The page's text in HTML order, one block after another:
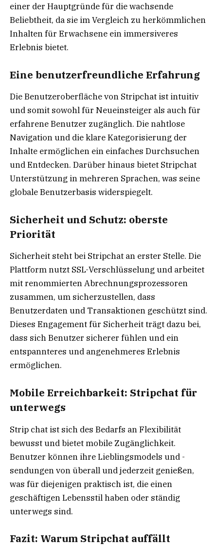
einer der Hauptgründe für die wachsende
Beliebtheit, da sie im Vergleich zu herkömmlichen
Inhalten für Erwachsene ein immersiveres
Erlebnis bietet.
Eine benutzerfreundliche Erfahrung
Die Benutzeroberfläche von Stripchat ist intuitiv
und somit sowohl für Neueinsteiger als auch für
erfahrene Benutzer zugänglich. Die nahtlose
Navigation und die klare Kategorisierung der
Inhalte ermöglichen ein einfaches Durchsuchen
und Entdecken. Darüber hinaus bietet Stripchat
Unterstützung in mehreren Sprachen, was seine
globale Benutzerbasis widerspiegelt.
Sicherheit und Schutz: oberste
Priorität
Sicherheit steht bei Stripchat an erster Stelle. Die
Plattform nutzt SSL-Verschlüsselung und arbeitet
mit renommierten Abrechnungsprozessoren
zusammen, um sicherzustellen, dass
Benutzerdaten und Transaktionen geschützt sind.
Dieses Engagement für Sicherheit trägt dazu bei,
dass sich Benutzer sicherer fühlen und ein
entspannteres und angenehmeres Erlebnis
ermöglichen.
Mobile Erreichbarkeit: Stripchat für
unterwegs
Strip chat ist sich des Bedarfs an Flexibilität
bewusst und bietet mobile Zugänglichkeit.
Benutzer können ihre Lieblingsmodels und -
sendungen von überall und jederzeit genießen,
was für diejenigen praktisch ist, die einen
geschäftigen Lebensstil haben oder ständig
unterwegs sind.
Fazit: Warum Stripchat auffällt